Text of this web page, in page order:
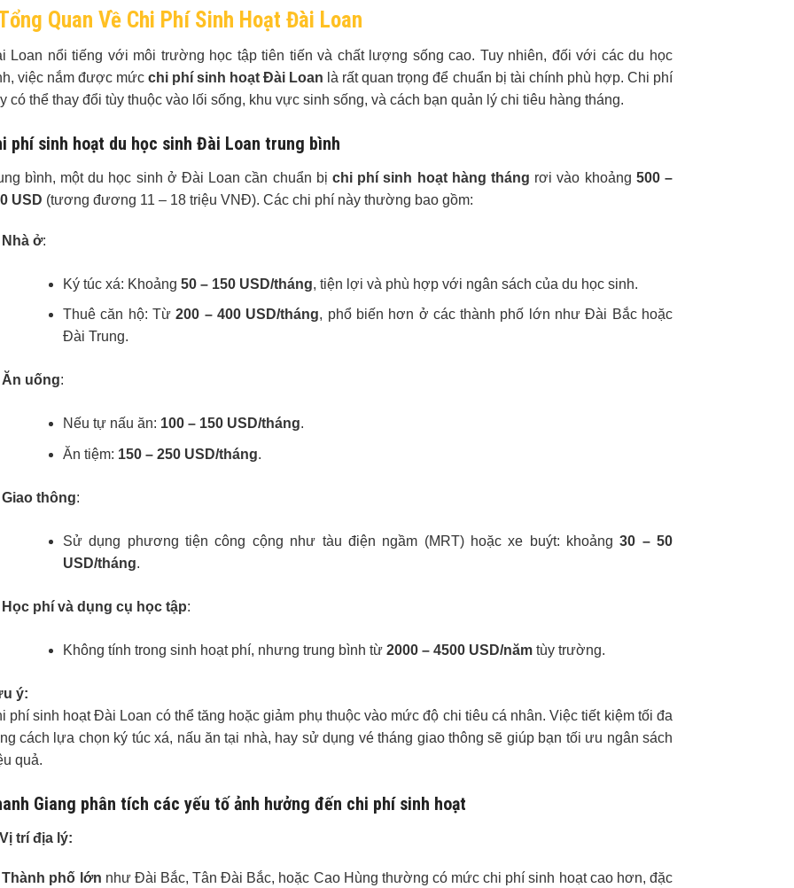
Quan Về Chi Phí Sinh Hoạt Đài Loan
Loan nổi tiếng với môi trường học tập tiên tiến và chất lượng sống cao. Tuy nhiên, đối với các du học
việc nắm được mức chi phí sinh hoạt Đài Loan là rất quan trọng để chuẩn bị tài chính phù hợp. Chi phí
có thể thay đổi tùy thuộc vào lối sống, khu vực sinh sống, và cách bạn quản lý chi tiêu hàng tháng.
phí sinh hoạt du học sinh Đài Loan trung bình
bình, một du học sinh ở Đài Loan cần chuẩn bị chi phí sinh hoạt hàng tháng rơi vào khoảng 500 –
USD (tương đương 11 – 18 triệu VNĐ). Các chi phí này thường bao gồm:
Nhà ở:
Ký túc xá: Khoảng50 – 150 USD/tháng, tiện lợi và phù hợp với ngân sách của du học sinh.
Thuê căn hộ: Từ200 – 400 USD/tháng, phổ biến hơn ở các thành phố lớn như Đài Bắc hoặc
Đài Trung.
Ăn uống:
Nếu tự nấu ăn: 100 – 150 USD/tháng.
Ăn tiệm: 150 – 250 USD/tháng.
Giao thông:
Sử dụng phương tiện công cộng như tàu điện ngầm (MRT) hoặc xe buýt: khoảng30 – 50
USD/tháng.
Học phí và dụng cụ học tập:
Không tính trong sinh hoạt phí, nhưng trung bình từ2000 – 4500 USD/năm tùy trường.
ý:
phí sinh hoạt Đài Loan có thể tăng hoặc giảm phụ thuộc vào mức độ chi tiêu cá nhân. Việc tiết kiệm tối đa
cách lựa chọn ký túc xá, nấu ăn tại nhà, hay sử dụng vé tháng giao thông sẽ giúp bạn tối ưu ngân sách
quả.
Giang phân tích các yếu tố ảnh hưởng đến chi phí sinh hoạt
trí địa lý:
Thành phố lớn như Đài Bắc, Tân Đài Bắc, hoặc Cao Hùng thường có mức chi phí sinh hoạt cao hơn, đặc